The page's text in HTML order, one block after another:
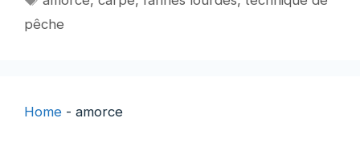
pêche
Home - amorce